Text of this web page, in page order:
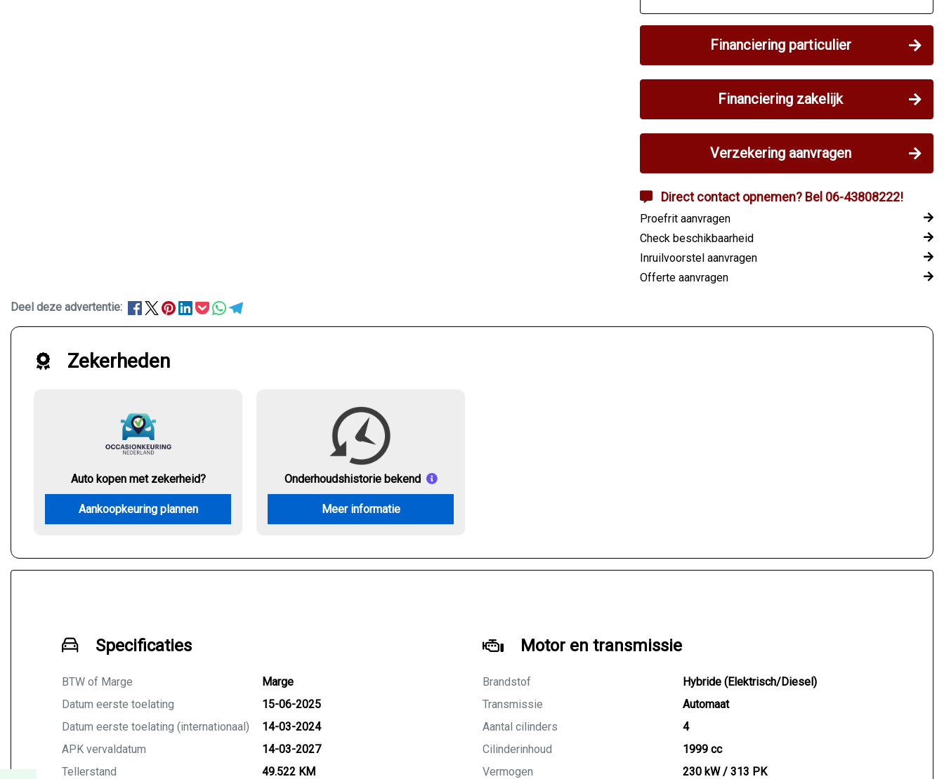
Financiering particulier
Financiering zakelijk
Verzekering aanvragen
Direct contact opnemen? Bel 06-43808222!
Proefrit aanvragen
Check beschikbaarheid
Inruilvoorstel aanvragen
Offerte aanvragen
Deel deze advertentie:
Zekerheden
Auto kopen met zekerheid?
Aankoopkeuring plannen
Onderhoudshistorie bekend
Meer informatie
Specificaties
BTW of Marge
Marge
Datum eerste toelating
15-06-2025
Datum eerste toelating (internationaal)
14-03-2024
APK vervaldatum
14-03-2027
Tellerstand
49.522 KM
Motor en transmissie
Brandstof
Hybride (Elektrisch/Diesel)
Transmissie
Automaat
Aantal cilinders
4
Cilinderinhoud
1999 cc
Vermogen
230 kW / 313 PK